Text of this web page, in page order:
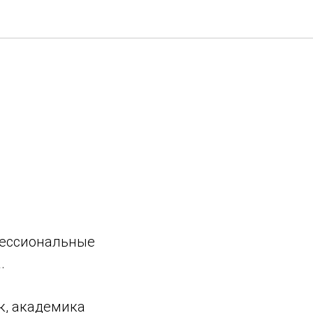
академика